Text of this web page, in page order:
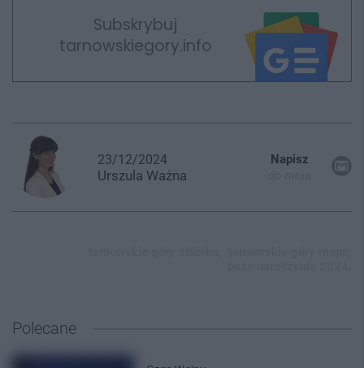
Subskrybuj
tarnowskiegory.info
23/12/2024
Urszula Ważna
Napisz
Polecane